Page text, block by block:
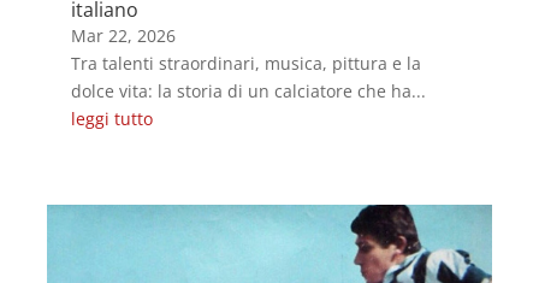
italiano
Mar 22, 2026
Tra talenti straordinari, musica, pittura e la
dolce vita: la storia di un calciatore che ha...
leggi tutto